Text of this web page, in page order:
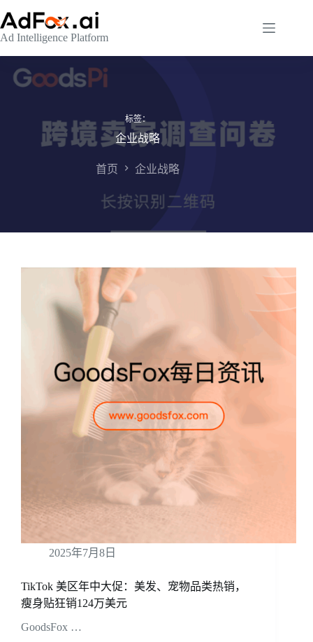
至
内
容
Ad Intelligence Platform
标签：
企业战略
首页 企业战略
2025年7月8日
TikTok 美区年中大促：美发、宠物品类热销，
瘦身贴狂销124万美元
GoodsFox …